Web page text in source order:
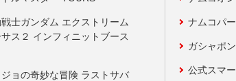
士ガンダム エクストリーム
ス２ インフィニットブース
ョの奇妙な冒険 ラストサバ
ナムコパ
ガシャポ
公式スマ